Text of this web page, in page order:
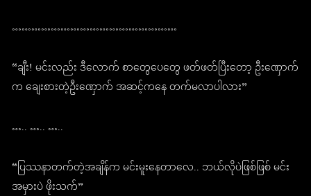
……………………………………………
“ချီး! မင်းလည်း ဒီလောက် စာတွေပေတွေ ဖတ်ဖတ်ပြီးတော့ ဦးဏှောက်
က ချေးစားတဲ့ဦးဏှောက် အဆင့်ကနေ တက်မလာပါလား”
….. ….. …..
“ပြဿနာတက်တဲ့အချိန်က မင်းမူးနေတာလေ.. ဘယ်လိုပဲဖြစ်ဖြစ် မင်း
အမှားပဲ ဖိုးသက်”